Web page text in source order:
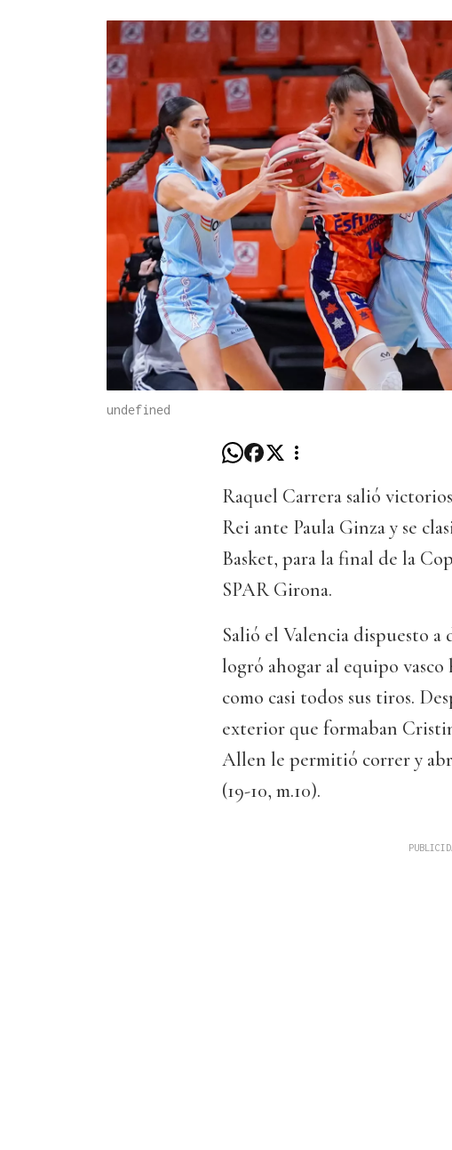
undefined
Raquel Carrera salió
Rei ante Paula Ginza y se
Basket, para la final de la
SPAR Girona.
Salió el Valencia dispuesto a
logró ahogar al equipo
como casi todos sus tiros.
exterior que formaban
Allen le permitió correr y
(19-10, m.10).